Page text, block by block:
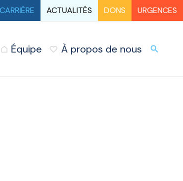
CARRIÈRE ACTUALITÉS DONS URGENCES
Équipe À propos de nous search